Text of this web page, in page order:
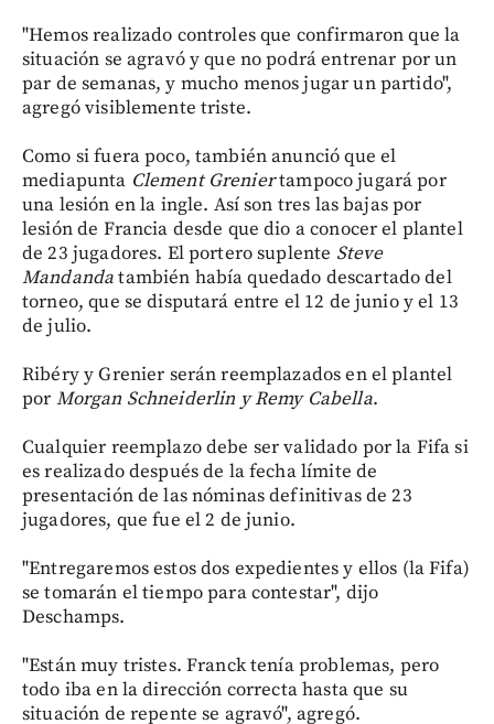
"Hemos realizado controles que confirmaron que la
situación se agravó y que no podrá entrenar por un
par de semanas, y mucho menos jugar un partido",
agregó visiblemente triste.
Como si fuera poco, también anunció que el
mediapunta Clement Greniertampoco jugará por
una lesión en la ingle. Así son tres las bajas por
lesión de Francia desde que dio a conocer el plantel
de 23 jugadores. El portero suplente Steve
Mandandatambién había quedado descartado del
torneo, que se disputará entre el 12 de junio y el 13
de julio.
Ribéry y Grenier serán reemplazados en el plantel
por Morgan Schneiderlin y Remy Cabella.
Cualquier reemplazo debe ser validado por la Fifa si
es realizado después de la fecha límite de
presentación de las nóminas definitivas de 23
jugadores, que fue el 2 de junio.
"Entregaremos estos dos expedientes y ellos (la Fifa)
se tomarán el tiempo para contestar", dijo
Deschamps.
"Están muy tristes. Franck tenía problemas, pero
todo iba en la dirección correcta hasta que su
situación de repente se agravó", agregó.